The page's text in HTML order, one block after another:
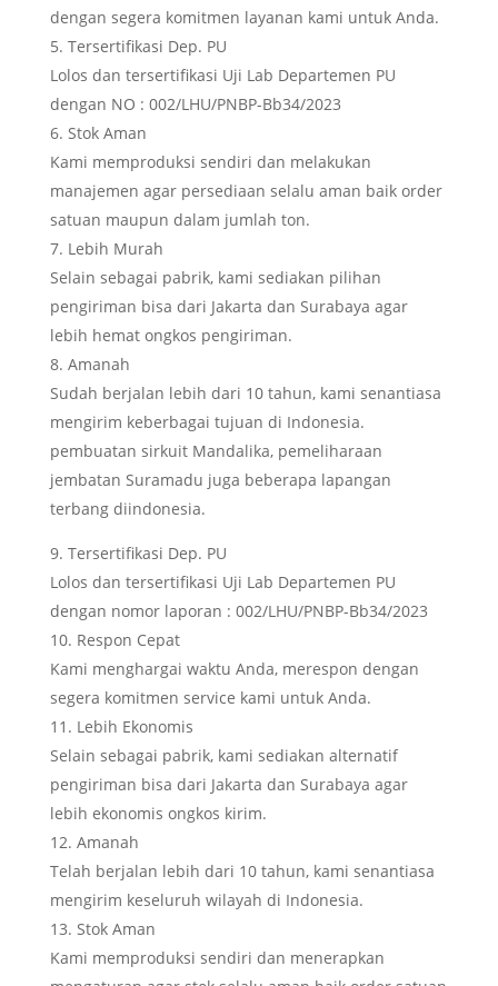
dengan segera komitmen layanan kami untuk Anda.
Tersertifikasi Dep. PU
Lolos dan tersertifikasi Uji Lab Departemen PU
dengan NO : 002/LHU/PNBP-Bb34/2023
Stok Aman
Kami memproduksi sendiri dan melakukan
manajemen agar persediaan selalu aman baik order
satuan maupun dalam jumlah ton.
Lebih Murah
Selain sebagai pabrik, kami sediakan pilihan
pengiriman bisa dari Jakarta dan Surabaya agar
lebih hemat ongkos pengiriman.
Amanah
Sudah berjalan lebih dari 10 tahun, kami senantiasa
mengirim keberbagai tujuan di Indonesia.
pembuatan sirkuit Mandalika, pemeliharaan
jembatan Suramadu juga beberapa lapangan
terbang diindonesia.
Tersertifikasi Dep. PU
Lolos dan tersertifikasi Uji Lab Departemen PU
dengan nomor laporan : 002/LHU/PNBP-Bb34/2023
Respon Cepat
Kami menghargai waktu Anda, merespon dengan
segera komitmen service kami untuk Anda.
Lebih Ekonomis
Selain sebagai pabrik, kami sediakan alternatif
pengiriman bisa dari Jakarta dan Surabaya agar
lebih ekonomis ongkos kirim.
Amanah
Telah berjalan lebih dari 10 tahun, kami senantiasa
mengirim keseluruh wilayah di Indonesia.
Stok Aman
Kami memproduksi sendiri dan menerapkan